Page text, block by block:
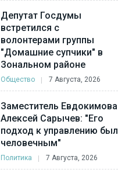
Депутат Госдумы
встретился с
волонтерами группы
"Домашние супчики" в
Зональном районе
Общество 7 Августа, 2026
Заместитель Евдокимова
Алексей Сарычев: "Его
подход к управлению был
человечным"
Политика 7 Августа, 2026